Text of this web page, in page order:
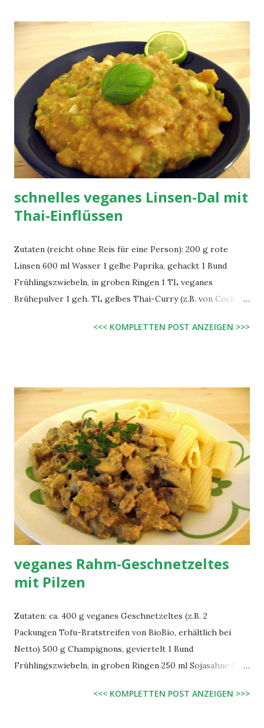
Zubereitung: Kartoffeln in einer Pfanne im Öl ca. 5 Minuten
schmoren, Lauch hinzugeben und weitere 5 - 10 Minuten
weiterschmoren bis Lauch und Kartoffeln gar sind.
Schließlich Sojasahne hinzugeben, kurz aufkochen lassen
und sparsam mit Salz, Pfeffer und Muskat abschmecken. Die
veganen Bratwürste in etwas Öl kurz von 4 Seiten anbraten
und mit der Kartoffel-Lauch-Pfanne servieren. granoVita
"Bratwurst ohne Ei - vegetarisch" Zutaten: Wasser,
Weizenstärke,...
schnelles veganes Linsen-Dal mit
Thai-Einflüssen
Zutaten (reicht ohne Reis für eine Person): 200 g rote
Linsen 600 ml Wasser 1 gelbe Paprika, gehackt 1 Bund
Frühlingszwiebeln, in groben Ringen 1 TL veganes
Brühepulver 1 geh. TL gelbes Thai-Curry (z.B. von Cock
etwas Limettensaft Zubereitung: Wasser in einem Topf zum
die Frühlingszwiebeln hinzugeben, Platte abschalten, mit
Thai-Curry, Knoblauch, Brühepulver und Salz abschmecken.
Vor dem Servieren evtl. mit etwas Limettensaft beträufeln.
Evtl. Basmati-Reis dazu reichen.
<<< KOMPLETTEN POST ANZEIGEN >>>
veganes Rahm-Geschnetzeltes
mit Pilzen
Zutaten: ca. 400 g veganes Geschnetzeltes (z.B. 2
Packungen Tofu-Bratstreifen von BioBio, erhältlich bei
Netto) 500 g Champignons, geviertelt 1 Bund
Frühlingszwiebeln, in groben Ringen 250 ml Sojasahne 1/2
Knoblauch 2 EL Öl evtl. 1 Schuss Weißwein Zubereitung: 1
<<< KOMPLETTEN POST ANZEIGEN >>>